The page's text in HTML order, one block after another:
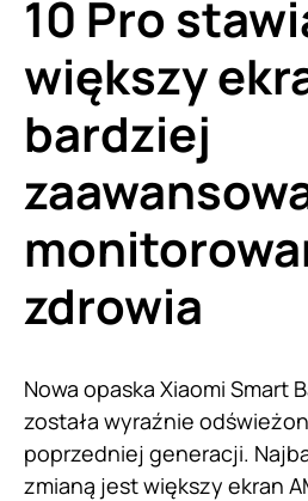
10 Pro
większy
bardziej
zdrowia
Nowa opaska Xiaomi Smart
została wyraźnie
poprzedniej generacji.
zmianą jest większy ekran